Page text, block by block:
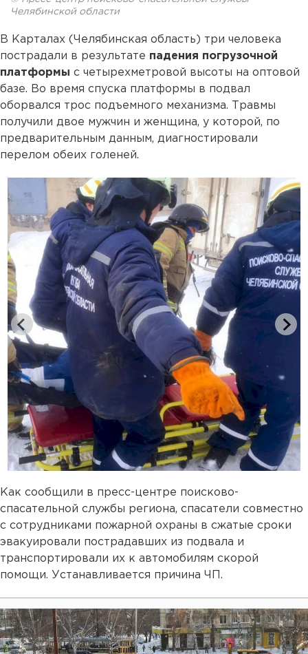
Челябинской области
В Карталах (Челябинская область) три человека
пострадали в результате падения погрузочной
платформы с четырехметровой высоты на оптовой
базе. Во время спуска платформы в подвал
оборвался трос подъемного механизма. Травмы
получили двое мужчин и женщина, у которой, по
предварительным данным, диагностировали
перелом обеих голеней.
Как сообщили в пресс-центре поисково-
спасательной службы региона, спасатели совместно
с сотрудниками пожарной охраны в сжатые сроки
эвакуировали пострадавших из подвала и
транспортировали их к автомобилям скорой
помощи. Устанавливается причина ЧП.